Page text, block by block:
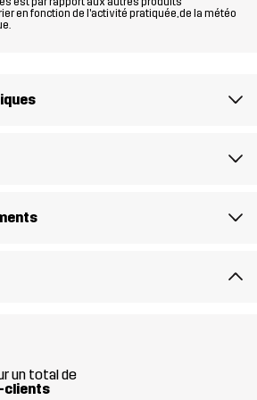
et porte du S
Polyester (Recyclé), 40% Polyester
en fonction de l'activité pratiquée, de la météo
un total de
clients